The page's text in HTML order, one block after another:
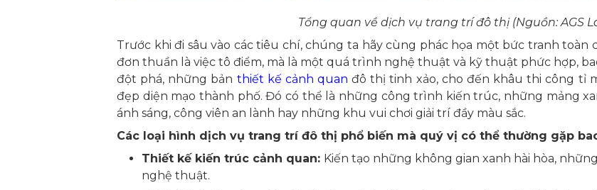
Tổng quan về dịch vụ trang trí đô thị (Nguồn: AGS
Trước khi đi sâu vào các tiêu chí, chúng ta hãy cùng phác họa một bức tranh
đơn thuần là việc tô điểm, mà là một quá trình nghệ thuật và kỹ thuật phức hợp,
đột phá, những bản thiết kế cảnh quan đô thị tinh xảo, cho đến khâu thi công tỉ
đẹp diện mạo thành phố. Đó có thể là những công trình kiến trúc, những mảng
ánh sáng, công viên an lành hay những khu vui chơi giải trí đầy màu sắc.
Các loại hình dịch vụ trang trí đô thị phổ biến mà quý vị có thể thường gặp
Thiết kế kiến trúc cảnh quan: Kiến tạo những không gian xanh hài hòa,
nghệ thuật.